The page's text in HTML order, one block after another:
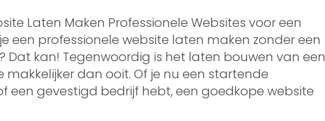
Laten Maken Professionele Websites voor een
een professionele website laten maken zonder een
Dat kan! Tegenwoordig is het laten bouwen van een
dan ooit. Of je nu een startende
een gevestigd bedrijf hebt, een goedkope website